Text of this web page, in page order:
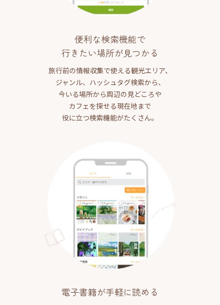
便利な検索機能で
行きたい場所が見つかる
旅行前の情報収集で使える観光エリア、
ジャンル、ハッシュタグ検索から、
今いる場所から周辺の見どころや
カフェを探せる現在地まで
役に立つ検索機能がたくさん。
電子書籍が手軽に読める